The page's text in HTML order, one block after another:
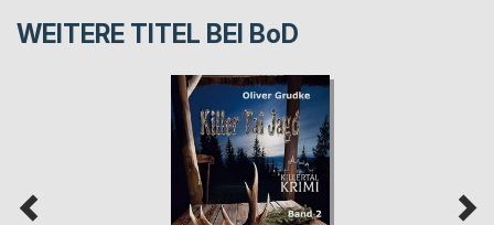
WEITERE TITEL BEI BoD